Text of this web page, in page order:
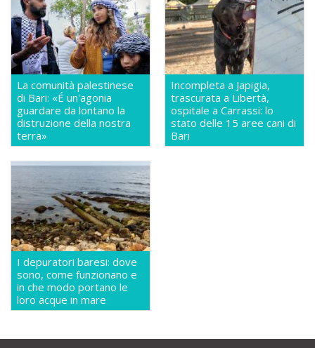
La comunità palestinese
di Bari: «É un'agonia
guardare da lontano la
distruzione della nostra
terra»
Incompleta a Japigia,
trascurata a Libertà,
ospitale a Carrassi: lo
stato delle 15 aree cani di
Bari
I depuratori baresi: dove
sono, come funzionano e
in che modo portano le
loro acque in mare